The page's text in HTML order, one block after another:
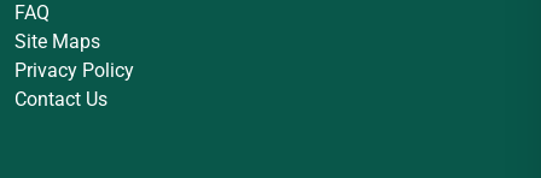
FAQ
Site Maps
Privacy Policy
Contact Us